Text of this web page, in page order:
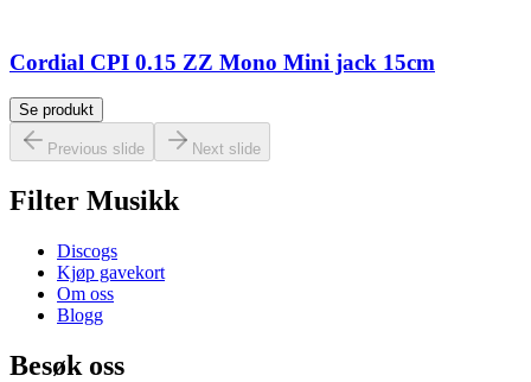
Cordial CPI 0.15 ZZ Mono Mini jack 15cm
Se produkt
Previous slide Next slide
Filter Musikk
Discogs
Kjøp gavekort
Om oss
Blogg
Besøk oss